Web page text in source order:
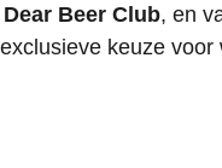
Dear Beer Club, en
keuze